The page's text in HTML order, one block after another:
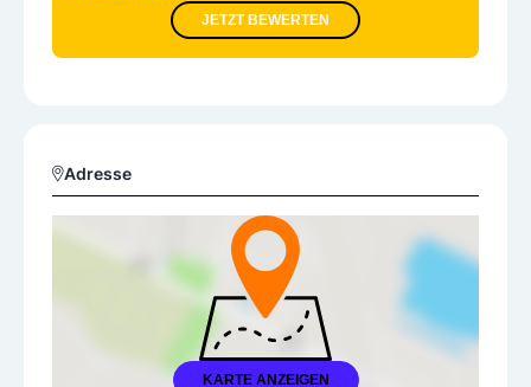
JETZT BEWERTEN
Adresse
KARTE ANZEIGEN